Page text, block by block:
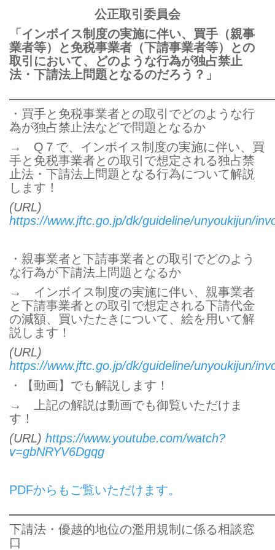
公正取引委員会
「インボイス制度の実施に伴い、買手（親事
業者等）と免税事業者（下請事業者等）との
取引において、どのような行為が独占禁止
法・下請法上問題となるのだろう？」
・買手と免税事業者との取引でどのような行
為が独占禁止法などで問題となるか
→ Q７で、インボイス制度の実施に伴い、買
手と免税事業者との取引で想定される独占禁
止法・下請法上問題となる行為について解説
します！
(URL)
https://www.jftc.go.jp/dk/guideline/unyoukijun/
・親事業者と下請事業者との取引でどのよう
な行為が下請法上問題となるか
→ インボイス制度の実施に伴い、親事業者
と下請事業者との取引で想定される下請代金
の減額、買いたたきについて、絵を用いて解
説します！
(URL)
https://www.jftc.go.jp/dk/guideline/unyoukijun/
・【動画】でも解説します！
→ 上記の解説は動画でも御覧いただけま
す！
(URL) https://www.youtube.com/watch?
v=gbNRYV6Dgqg
PDFからもご覧いただけます。
下請法・優越的地位の濫用規制に係る相談窓
口